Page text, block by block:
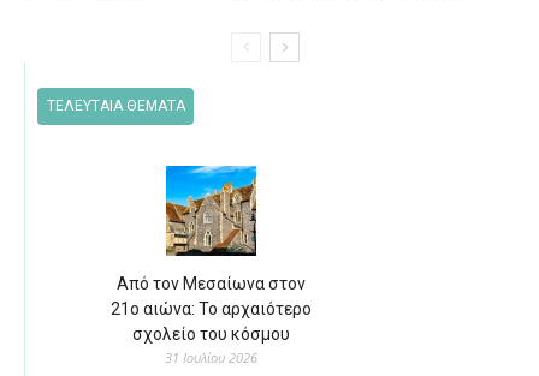
ΤΕΛΕΥΤΑΙΑ ΘΕΜΑΤΑ
Από τον Μεσαίωνα στον
21ο αιώνα: Το αρχαιότερο
σχολείο του κόσμου
31 Ιουλίου 2026